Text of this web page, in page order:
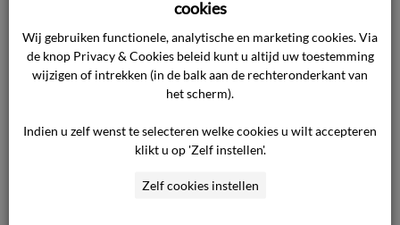
land bereiken en gelet op het omgevingslawaai
is dit zonder begeleiding niet te doen.
Cliënt verwijt de zorgaanbieder dat de
aangesteld niet voldoende op de hoogte zijn
stroperig en is te laconiek aangaande zijn
cookies
Wij gebruiken functionele, analytische en marketing cookies. Via
de knop Privacy & Cookies beleid kunt u altijd uw toestemming
wijzigen of intrekken (in de balk aan de rechteronderkant van
het scherm).
Indien u zelf wenst te selecteren welke cookies u wilt accepteren
klikt u op 'Zelf instellen'.
Zelf cookies instellen